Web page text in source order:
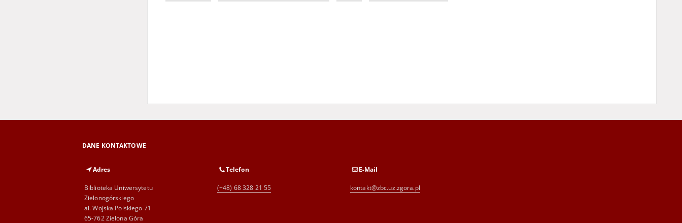
DANE KONTAKTOWE
Adres
Biblioteka Uniwersytetu
Zielonogórskiego
al. Wojska Polskiego 71
65-762 Zielona Góra
Telefon
(+48) 68 328 21 55
E-Mail
kontakt@zbc.uz.zgora.pl